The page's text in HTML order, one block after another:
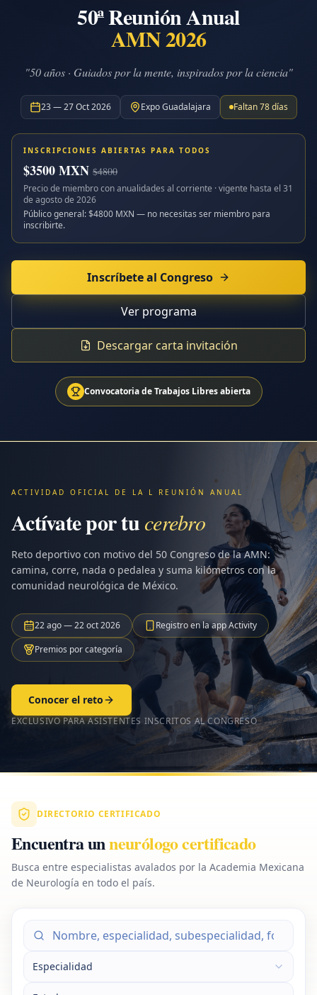
50ª Reunión Anual
AMN 2026
"50 años · Guiados por la mente, inspirados por la ciencia"
23 — 27 Oct 2026 Expo Guadalajara Faltan78días
INSCRIPCIONES ABIERTAS PARA TODOS
$3500MXN $4800
Precio de miembro con anualidades al corriente · vigente hasta el 31
de agosto de 2026
Público general: $4800 MXN — no necesitas ser miembro para
inscribirte.
Inscríbete al Congreso
Ver programa
Descargar carta invitación
Convocatoria de Trabajos Libres abierta
ACTIVIDAD OFICIAL DE LA L REUNIÓN ANUAL
Actívate por tu cerebro
Reto deportivo con motivo del 50 Congreso de la AMN:
camina, corre, nada o pedalea y suma kilómetros con la
comunidad neurológica de México.
22 ago — 22 oct 2026
Registro en la app Activity
Premios por categoría
Conocer el reto
EXCLUSIVO PARA ASISTENTES INSCRITOS AL CONGRESO
DIRECTORIO CERTIFICADO
Encuentra unneurólogo certificado
Busca entre especialistas avalados por la Academia Mexicana
de Neurología en todo el país.
Especialidad